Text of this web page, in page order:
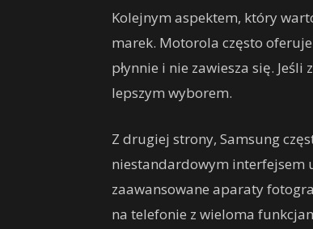
Kolejnym aspektem, który
marek. Motorola często
płynnie i nie zawiesza się.
lepszym wyborem.
Z drugiej strony, Samsung
niestandardowym interfejsem
zaawansowane aparaty
na telefonie z wieloma